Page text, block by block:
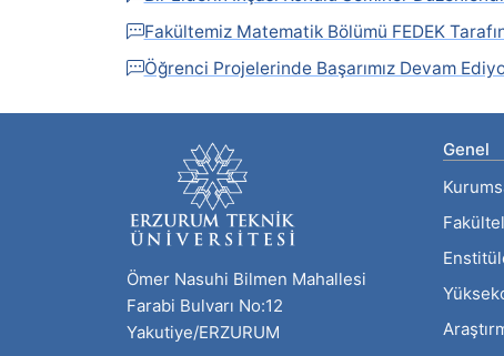
Fakültemiz Matematik Bölümü FEDEK
Öğrenci Projelerinde Başarımız Devam
Ömer Nasuhi Bilmen Mahallesi
Farabi Bulvarı No:12
Yakutiye/ERZURUM
Genel